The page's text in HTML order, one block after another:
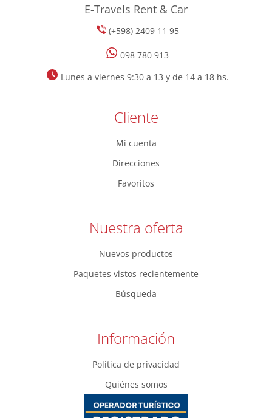
E-Travels Rent & Car
(+598) 2409 11 95
098 780 913
Lunes a viernes 9:30 a 13 y de 14 a 18 hs.
Cliente
Mi cuenta
Direcciones
Favoritos
Nuestra oferta
Nuevos productos
Paquetes vistos recientemente
Búsqueda
Información
Política de privacidad
Quiénes somos